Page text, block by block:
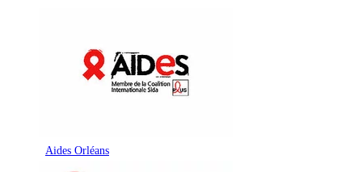
Aides Orléans